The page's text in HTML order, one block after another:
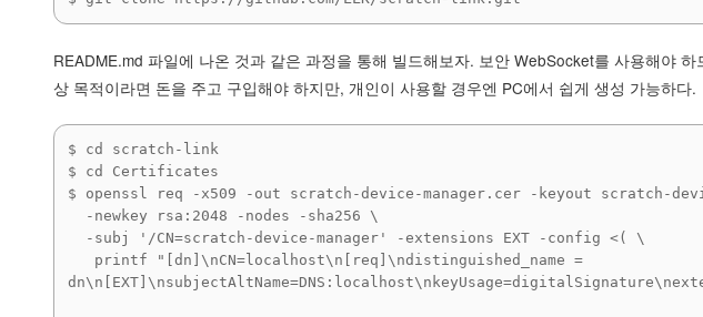
README.md 파일에 나온 것과 같은 과정을 통해 빌드해보자. 보안 WebSocket를 사용해야
상 목적이라면 돈을 주고 구입해야 하지만, 개인이 사용할 경우엔 PC에서 쉽게 생성 가능하다.
$ cd scratch-link
$ cd Certificates
$ openssl req -x509 -out scratch-device-manager.cer -keyout scratch-